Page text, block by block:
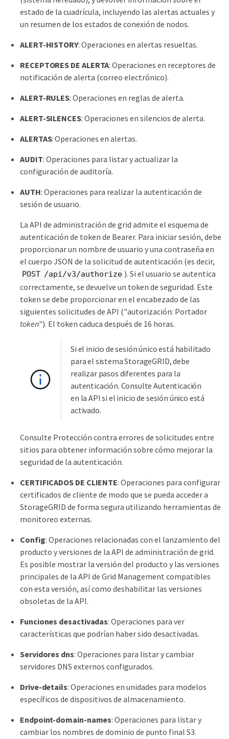
estado de la cuadrícula, incluyendo las alertas actuales y
un resumen de los estados de conexión de nodos.
ALERT-HISTORY: Operaciones en alertas resueltas.
RECEPTORES DE ALERTA: Operaciones en receptores de
notificación de alerta (correo electrónico).
ALERT-RULES: Operaciones en reglas de alerta.
ALERT-SILENCES: Operaciones en silencios de alerta.
ALERTAS: Operaciones en alertas.
AUDIT: Operaciones para listar y actualizar la
configuración de auditoría.
AUTH: Operaciones para realizar la autenticación de
sesión de usuario.
La API de administración de grid admite el esquema de
autenticación de token de Bearer. Para iniciar sesión, debe
proporcionar un nombre de usuario y una contraseña en
el cuerpo JSON de la solicitud de autenticación (es decir,
POST /api/v3/authorize ). Si el usuario se autentica
correctamente, se devuelve un token de seguridad. Este
token se debe proporcionar en el encabezado de las
siguientes solicitudes de API ("autorización: Portador
token"). El token caduca después de 16 horas.
Si el inicio de sesión único está habilitado
para el sistema StorageGRID, debe
realizar pasos diferentes para la
autenticación. Consulte Autenticación
en la API si el inicio de sesión único está
activado.
Consulte Protección contra errores de solicitudes entre
sitios para obtener información sobre cómo mejorar la
seguridad de la autenticación.
CERTIFICADOS DE CLIENTE: Operaciones para configurar
certificados de cliente de modo que se pueda acceder a
StorageGRID de forma segura utilizando herramientas de
monitoreo externas.
Config: Operaciones relacionadas con el lanzamiento del
producto y versiones de la API de administración de grid.
Es posible mostrar la versión del producto y las versiones
principales de la API de Grid Management compatibles
con esta versión, así como deshabilitar las versiones
obsoletas de la API.
Funciones desactivadas: Operaciones para ver
características que podrían haber sido desactivadas.
Servidores dns: Operaciones para listar y cambiar
servidores DNS externos configurados.
Drive-details: Operaciones en unidades para modelos
específicos de dispositivos de almacenamiento.
Endpoint-domain-names: Operaciones para listar y
cambiar los nombres de dominio de punto final S3.